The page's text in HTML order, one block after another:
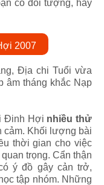
có đối tượng, hãy
2007
Địa chi Tuổi vừa
âm tháng khắc Nạp
Đinh Hợi nhiều thử
cảm. Khối lượng bài
thời gian cho việc
trọng. Cẩn thận
ý đồ gây cản trở,
tập nhóm. Những